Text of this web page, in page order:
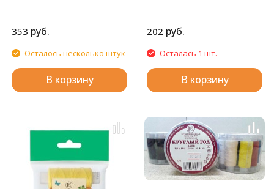
353 руб.
Осталось несколько штук
В корзину
202 руб.
Осталась 1 шт.
В корзину